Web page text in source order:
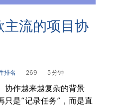
流的项目协
排名 269 5 分钟
协作越来越复杂的背景
只是“记录任务”，而是直